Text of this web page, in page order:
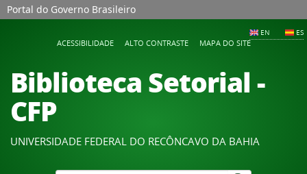
Portal do Governo Brasileiro
EN ES
ACESSIBILIDADE ALTO CONTRASTE MAPA DO SITE
Biblioteca Setorial -
CFP
UNIVERSIDADE FEDERAL DO RECÔNCAVO DA BAHIA